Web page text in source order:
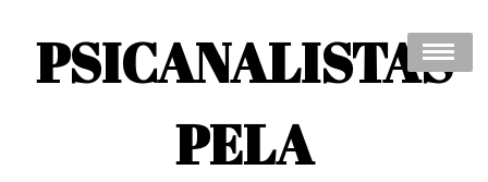
contentPSICANALISTAS
PELA
Acte Psychanalystes Pour Le Soutien Et L’appui
Inconditionnel De La Démocratie Au Brésil